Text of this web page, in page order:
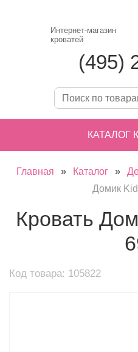
Интернет-магазин
кроватей
(495)
КАТАЛОГ
Главная » Каталог »
Домик
Кровать
Код товара: 105822